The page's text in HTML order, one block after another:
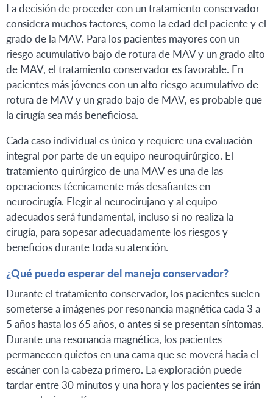
La decisión de proceder con un tratamiento conservador
considera muchos factores, como la edad del paciente y el
grado de la MAV. Para los pacientes mayores con un
riesgo acumulativo bajo de rotura de MAV y un grado alto
de MAV, el tratamiento conservador es favorable. En
pacientes más jóvenes con un alto riesgo acumulativo de
rotura de MAV y un grado bajo de MAV, es probable que
la cirugía sea más beneficiosa.
Cada caso individual es único y requiere una evaluación
integral por parte de un equipo neuroquirúrgico. El
tratamiento quirúrgico de una MAV es una de las
operaciones técnicamente más desafiantes en
neurocirugía. Elegir al neurocirujano y al equipo
adecuados será fundamental, incluso si no realiza la
cirugía, para sopesar adecuadamente los riesgos y
beneficios durante toda su atención.
¿Qué puedo esperar del manejo conservador?
Durante el tratamiento conservador, los pacientes suelen
someterse a imágenes por resonancia magnética cada 3 a
5 años hasta los 65 años, o antes si se presentan síntomas.
Durante una resonancia magnética, los pacientes
permanecen quietos en una cama que se moverá hacia el
escáner con la cabeza primero. La exploración puede
tardar entre 30 minutos y una hora y los pacientes se irán